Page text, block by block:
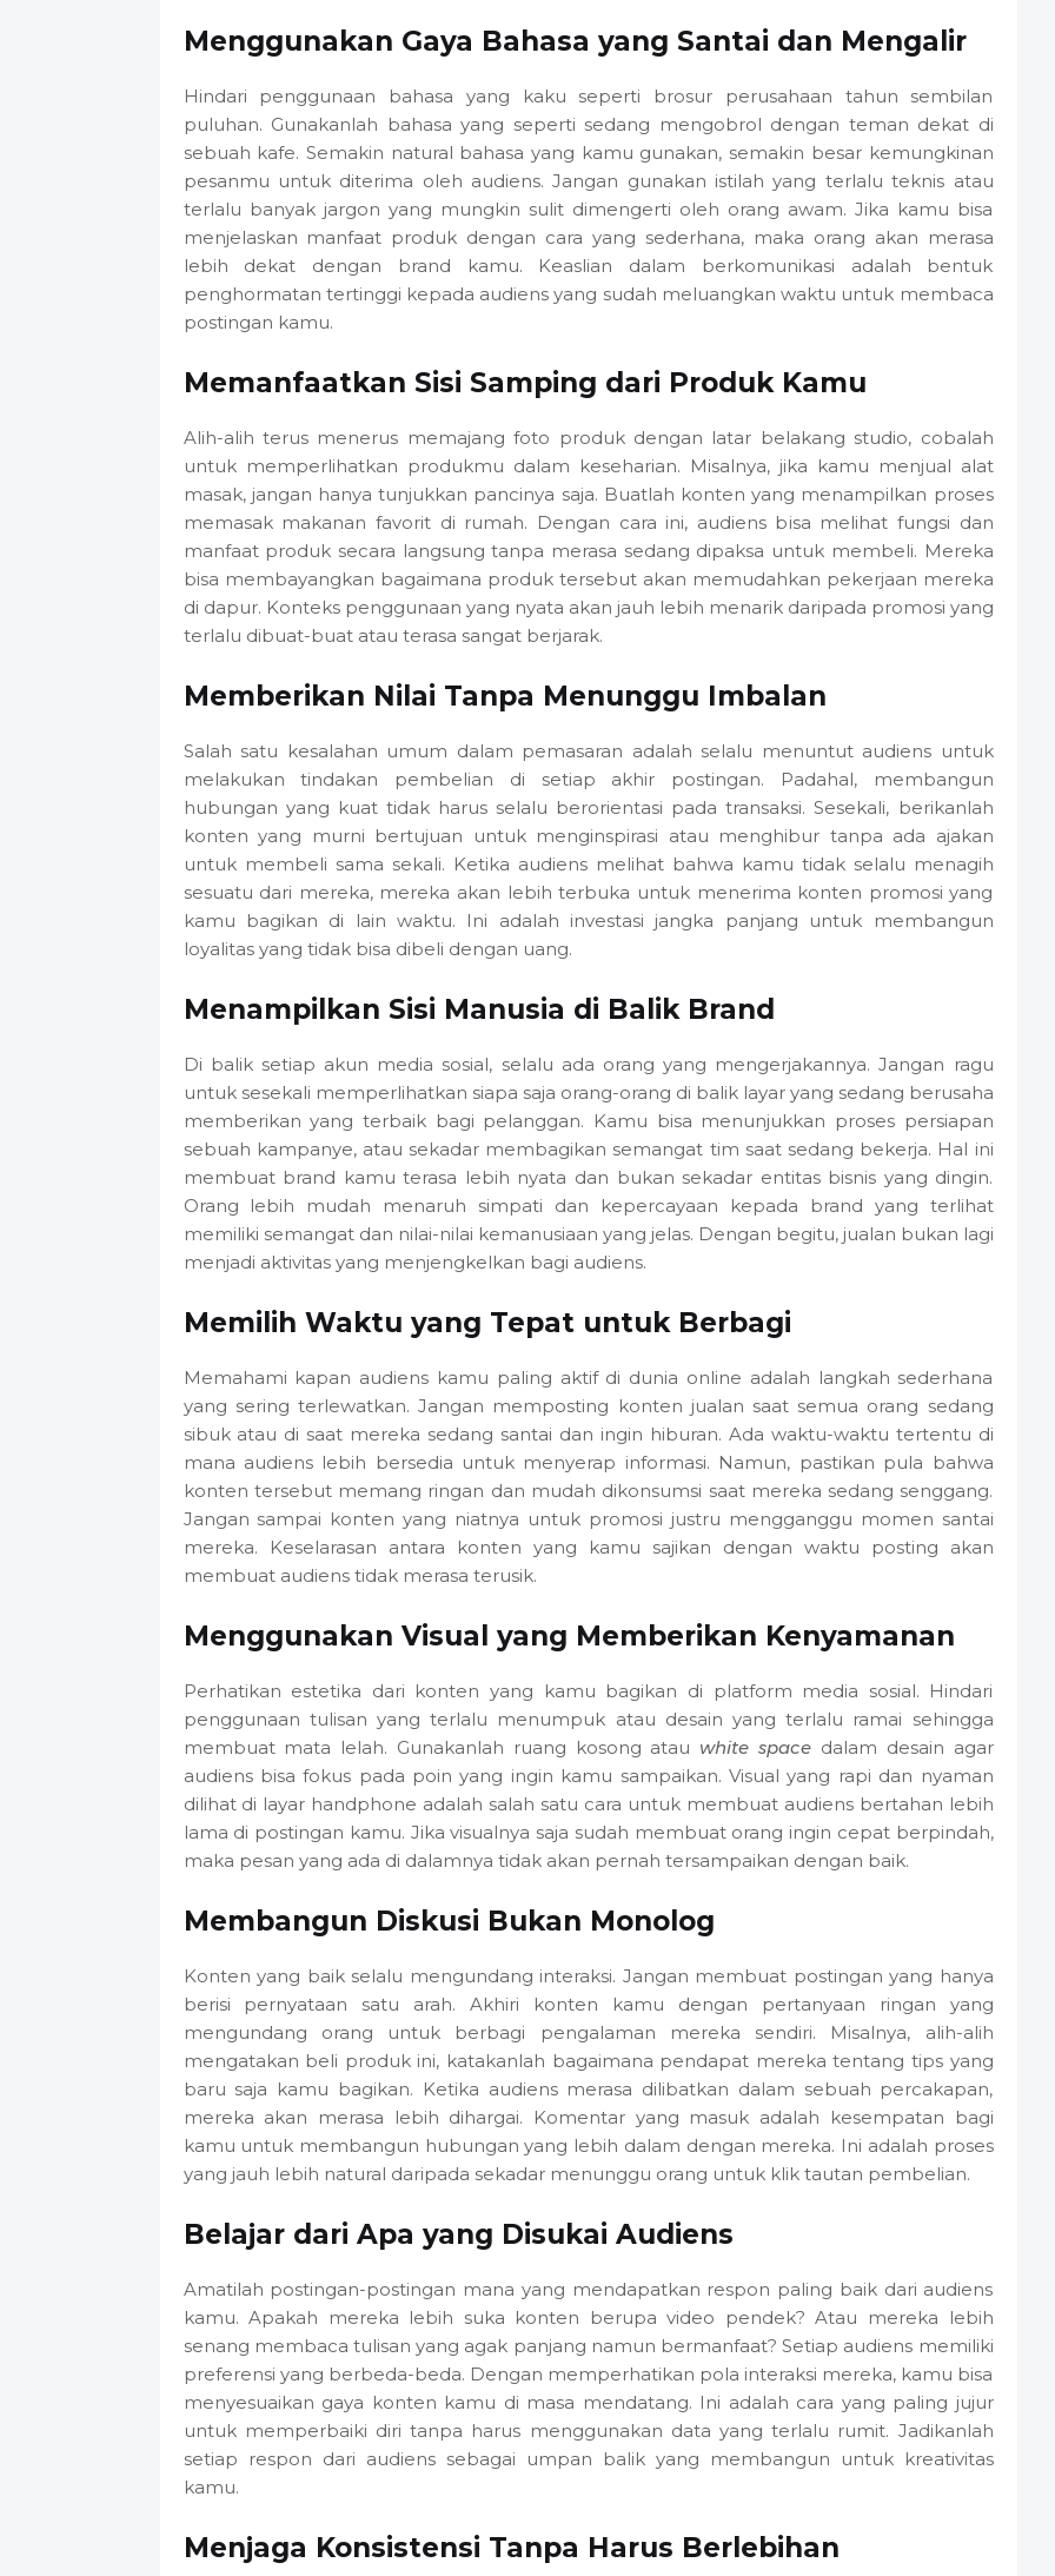
Menggunakan Gaya Bahasa yang Santai dan Mengalir
Hindari penggunaan bahasa yang kaku seperti brosur perusahaan tahun sembilan
puluhan. Gunakanlah bahasa yang seperti sedang mengobrol dengan teman dekat di
sebuah kafe. Semakin natural bahasa yang kamu gunakan, semakin besar kemungkinan
pesanmu untuk diterima oleh audiens. Jangan gunakan istilah yang terlalu teknis atau
terlalu banyak jargon yang mungkin sulit dimengerti oleh orang awam. Jika kamu bisa
menjelaskan manfaat produk dengan cara yang sederhana, maka orang akan merasa
lebih dekat dengan brand kamu. Keaslian dalam berkomunikasi adalah bentuk
penghormatan tertinggi kepada audiens yang sudah meluangkan waktu untuk membaca
postingan kamu.
Memanfaatkan Sisi Samping dari Produk Kamu
Alih-alih terus menerus memajang foto produk dengan latar belakang studio, cobalah
untuk memperlihatkan produkmu dalam keseharian. Misalnya, jika kamu menjual alat
masak, jangan hanya tunjukkan pancinya saja. Buatlah konten yang menampilkan proses
memasak makanan favorit di rumah. Dengan cara ini, audiens bisa melihat fungsi dan
manfaat produk secara langsung tanpa merasa sedang dipaksa untuk membeli. Mereka
bisa membayangkan bagaimana produk tersebut akan memudahkan pekerjaan mereka
di dapur. Konteks penggunaan yang nyata akan jauh lebih menarik daripada promosi yang
terlalu dibuat-buat atau terasa sangat berjarak.
Memberikan Nilai Tanpa Menunggu Imbalan
Salah satu kesalahan umum dalam pemasaran adalah selalu menuntut audiens untuk
melakukan tindakan pembelian di setiap akhir postingan. Padahal, membangun
hubungan yang kuat tidak harus selalu berorientasi pada transaksi. Sesekali, berikanlah
konten yang murni bertujuan untuk menginspirasi atau menghibur tanpa ada ajakan
untuk membeli sama sekali. Ketika audiens melihat bahwa kamu tidak selalu menagih
sesuatu dari mereka, mereka akan lebih terbuka untuk menerima konten promosi yang
kamu bagikan di lain waktu. Ini adalah investasi jangka panjang untuk membangun
loyalitas yang tidak bisa dibeli dengan uang.
Menampilkan Sisi Manusia di Balik Brand
Di balik setiap akun media sosial, selalu ada orang yang mengerjakannya. Jangan ragu
untuk sesekali memperlihatkan siapa saja orang-orang di balik layar yang sedang berusaha
memberikan yang terbaik bagi pelanggan. Kamu bisa menunjukkan proses persiapan
sebuah kampanye, atau sekadar membagikan semangat tim saat sedang bekerja. Hal ini
membuat brand kamu terasa lebih nyata dan bukan sekadar entitas bisnis yang dingin.
Orang lebih mudah menaruh simpati dan kepercayaan kepada brand yang terlihat
memiliki semangat dan nilai-nilai kemanusiaan yang jelas. Dengan begitu, jualan bukan lagi
menjadi aktivitas yang menjengkelkan bagi audiens.
Memilih Waktu yang Tepat untuk Berbagi
Memahami kapan audiens kamu paling aktif di dunia online adalah langkah sederhana
yang sering terlewatkan. Jangan memposting konten jualan saat semua orang sedang
sibuk atau di saat mereka sedang santai dan ingin hiburan. Ada waktu-waktu tertentu di
mana audiens lebih bersedia untuk menyerap informasi. Namun, pastikan pula bahwa
konten tersebut memang ringan dan mudah dikonsumsi saat mereka sedang senggang.
Jangan sampai konten yang niatnya untuk promosi justru mengganggu momen santai
mereka. Keselarasan antara konten yang kamu sajikan dengan waktu posting akan
membuat audiens tidak merasa terusik.
Menggunakan Visual yang Memberikan Kenyamanan
Perhatikan estetika dari konten yang kamu bagikan di platform media sosial. Hindari
penggunaan tulisan yang terlalu menumpuk atau desain yang terlalu ramai sehingga
membuat mata lelah. Gunakanlah ruang kosong atau white space dalam desain agar
audiens bisa fokus pada poin yang ingin kamu sampaikan. Visual yang rapi dan nyaman
dilihat di layar handphone adalah salah satu cara untuk membuat audiens bertahan lebih
lama di postingan kamu. Jika visualnya saja sudah membuat orang ingin cepat berpindah,
maka pesan yang ada di dalamnya tidak akan pernah tersampaikan dengan baik.
Membangun Diskusi Bukan Monolog
Konten yang baik selalu mengundang interaksi. Jangan membuat postingan yang hanya
berisi pernyataan satu arah. Akhiri konten kamu dengan pertanyaan ringan yang
mengundang orang untuk berbagi pengalaman mereka sendiri. Misalnya, alih-alih
mengatakan beli produk ini, katakanlah bagaimana pendapat mereka tentang tips yang
baru saja kamu bagikan. Ketika audiens merasa dilibatkan dalam sebuah percakapan,
mereka akan merasa lebih dihargai. Komentar yang masuk adalah kesempatan bagi
kamu untuk membangun hubungan yang lebih dalam dengan mereka. Ini adalah proses
yang jauh lebih natural daripada sekadar menunggu orang untuk klik tautan pembelian.
Belajar dari Apa yang Disukai Audiens
Amatilah postingan-postingan mana yang mendapatkan respon paling baik dari audiens
kamu. Apakah mereka lebih suka konten berupa video pendek? Atau mereka lebih
senang membaca tulisan yang agak panjang namun bermanfaat? Setiap audiens memiliki
preferensi yang berbeda-beda. Dengan memperhatikan pola interaksi mereka, kamu bisa
menyesuaikan gaya konten kamu di masa mendatang. Ini adalah cara yang paling jujur
untuk memperbaiki diri tanpa harus menggunakan data yang terlalu rumit. Jadikanlah
setiap respon dari audiens sebagai umpan balik yang membangun untuk kreativitas
kamu.
Menjaga Konsistensi Tanpa Harus Berlebihan